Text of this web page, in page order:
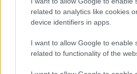
related to analytics like cookies
device identifiers in apps.
I want to allow Google to enable
related to functionality of the